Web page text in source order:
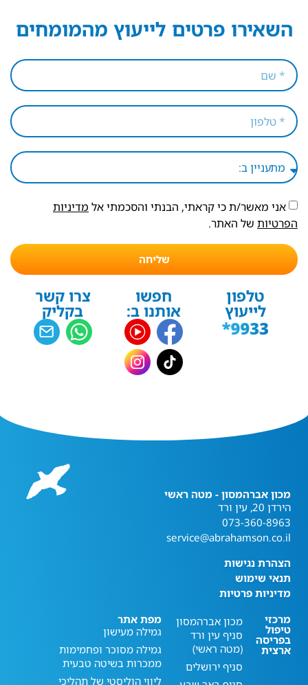
השאירו פרטים לייעוץ מהמומחים
אני מאשר/ת כי קראתי, הבנתי והסכמתי אל מדיניות
הפרטיות של האתר.
שליחה
טלפון
לייעוץ
חפשו
אותנו ב:
צרו קשר
בקליק
מכון אברהמסון - מטה ראשי
הירדן 20, עין ורד
073-360-8963
service@abrahamson.co.il
הצהרת נגישות
תנאי שימוש
מדיניות פרטיות
מרכזי
טיפול
בפריסה
ארצית
מכון אברהמסון
סניף עין ורד
(מטה ראשי)
סניף ירושלים
מפת אתר
גמילה מעישון
גמילה מסוכר ופחמימות
ממכרות בשיטה טבעית
ליווי הוליסטי של תהליכי